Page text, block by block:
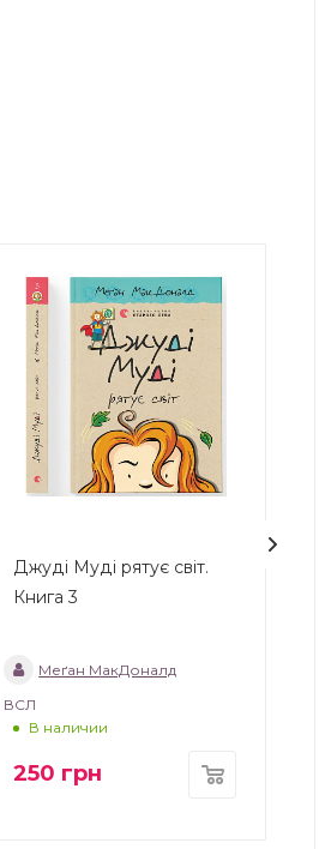
Джуді Муді рятує світ.
Книга 3
Меґан МакДоналд
ВСЛ
В наличии
250 грн
7